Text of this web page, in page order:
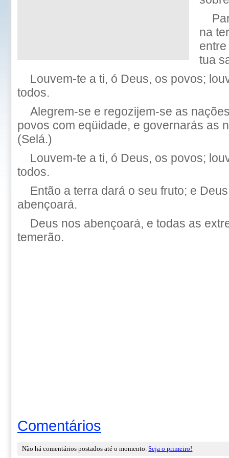
na
tua
Louvem-te a ti, ó Deus, os povos;
todos.
Alegrem-se e regozijem-se as
povos com eqüidade, e governarás as
(Selá.)
Louvem-te a ti, ó Deus, os povos;
todos.
Então a terra dará o seu fruto; e
abençoará.
Deus nos abençoará, e todas as
temerão.
Comentários
Não há comentários postados até o momento.Seja o primeiro!